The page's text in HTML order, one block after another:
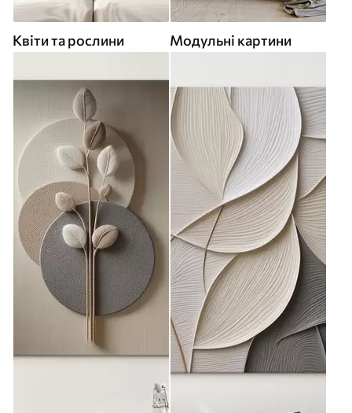
Квіти та рослини Модульні картини